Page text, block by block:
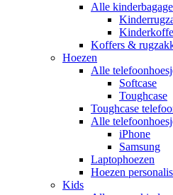
Alle kinderbagage
Koffers &
Hoezen
Alle
Softcase
Toughcase
Toughcase
Alle
iPhone
Samsung
Laptophoezen
Hoezen
Kids